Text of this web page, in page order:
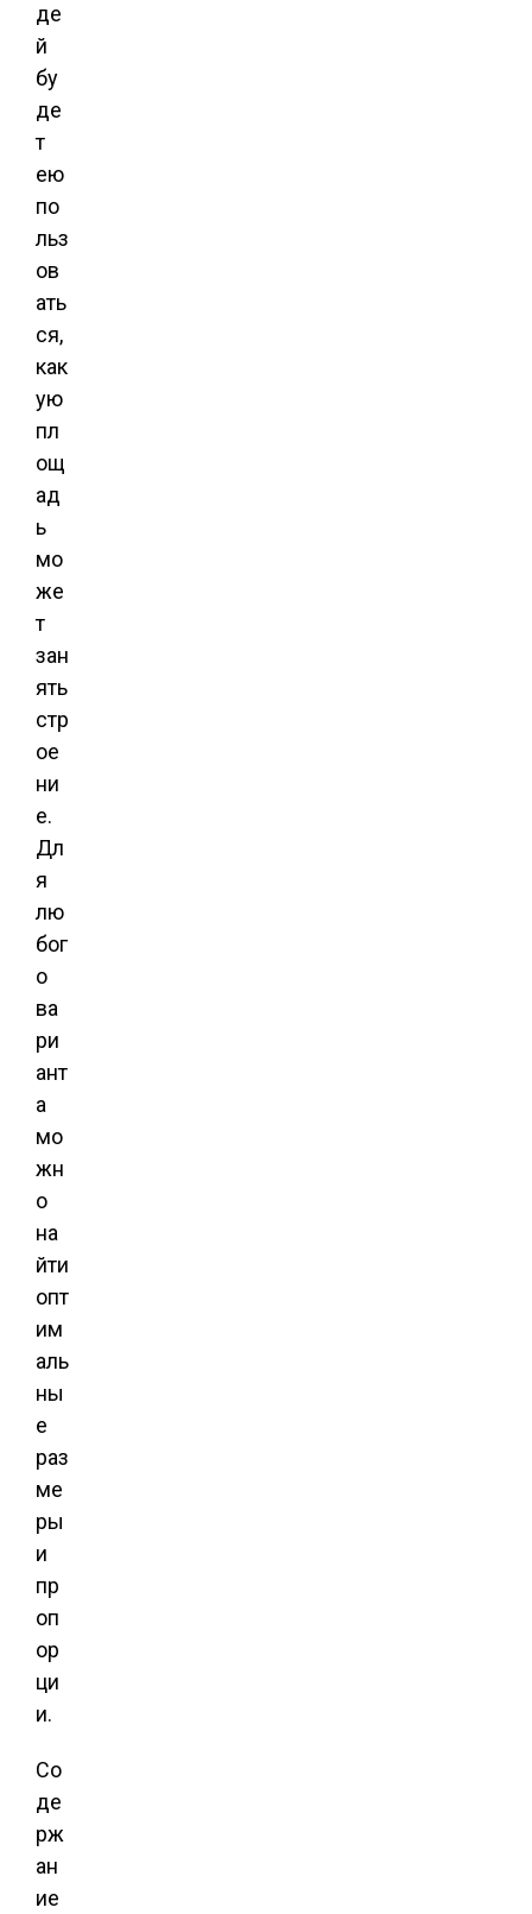
де
й
бу
де
т
ею
по
льз
ов
ать
ся,
как
ую
пл
ощ
ад
ь
мо
же
т
зан
ять
стр
ое
ни
е.
Дл
я
лю
бог
о
ва
ри
ант
а
мо
жн
о
на
йти
опт
им
аль
ны
е
раз
ме
ры
и
пр
оп
ор
ци
и.
Со
де
рж
ан
ие